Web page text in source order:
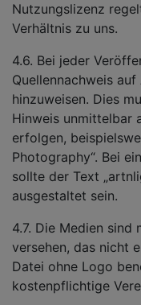
Nutzungslizenz
Verhältnis zu uns.
4.6. Bei jeder
Quellennachweis
hinzuweisen. Dies
Hinweis unmittelbar
erfolgen,
Photography“. Bei
sollte der Text
ausgestaltet sein.
4.7. Die Medien
versehen, das nicht
Datei ohne Logo
kostenpflichtige